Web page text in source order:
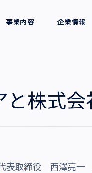
事業内容
就労支援
企業情報
役員一覧
株式
表取締役 西澤亮一